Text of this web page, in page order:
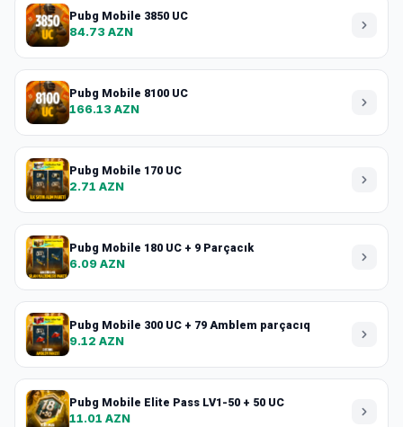
Pubg Mobile 3850 UC
84.73 AZN
Pubg Mobile 8100 UC
166.13 AZN
Pubg Mobile 170 UC
2.71 AZN
Pubg Mobile 180 UC + 9 Parçacık
6.09 AZN
Pubg Mobile 300 UC + 79 Amblem parçacıq
9.12 AZN
Pubg Mobile Elite Pass LV1-50 + 50 UC
11.01 AZN